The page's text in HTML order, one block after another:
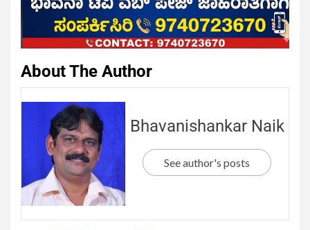
About The Author
Bhavanishankar Naik
See author's posts